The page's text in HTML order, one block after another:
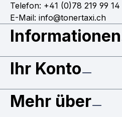
Telefon: +41 (0)78 219 99 14
E-Mail: info@tonertaxi.ch
Informationen
Ihr Konto
Mehr über